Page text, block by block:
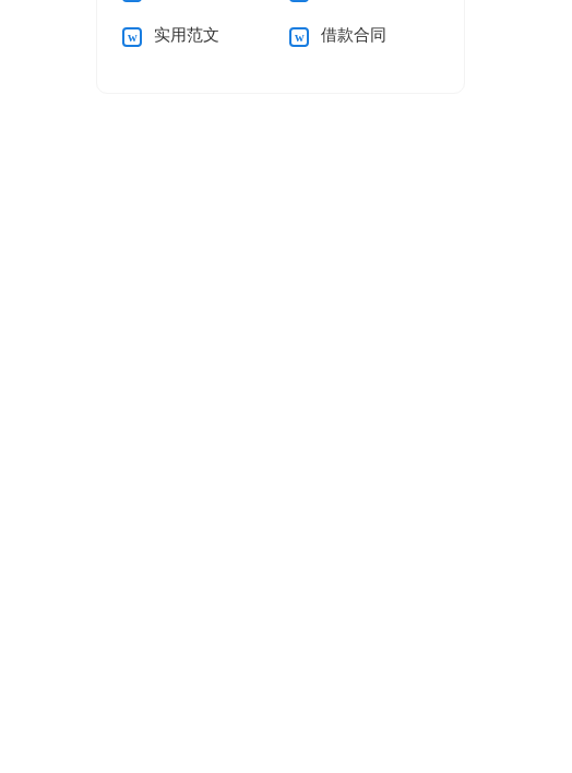
实用范文 借款合同